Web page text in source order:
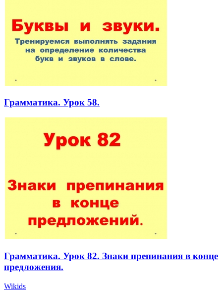
Грамматика. Урок 58.
Грамматика. Урок 82. Знаки препинания в конце
предложения.
Wikids